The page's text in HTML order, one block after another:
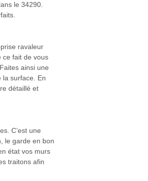
le 34290.
ravaleur
ce fait de vous
ainsi une
la surface. En
détaillé et
C’est une
le garde en bon
état vos murs
traitons afin